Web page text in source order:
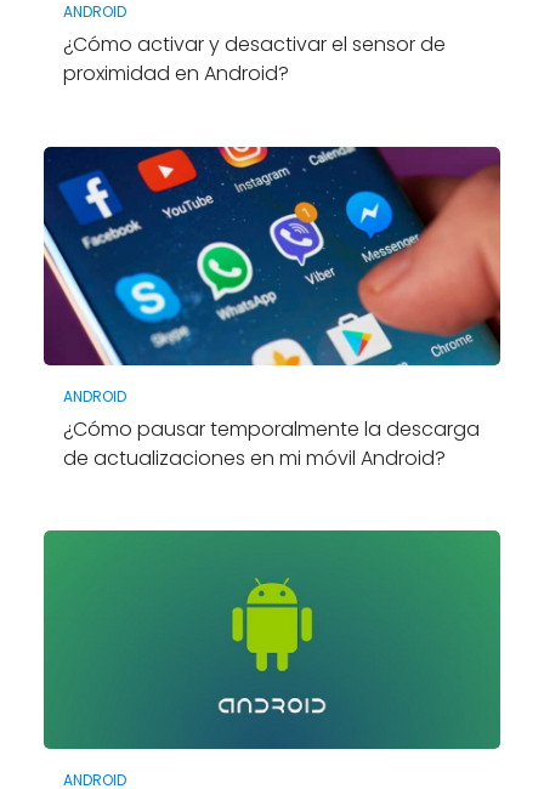
ANDROID
¿Cómo activar y desactivar el sensor de
proximidad en Android?
ANDROID
¿Cómo pausar temporalmente la descarga
de actualizaciones en mi móvil Android?
ANDROID